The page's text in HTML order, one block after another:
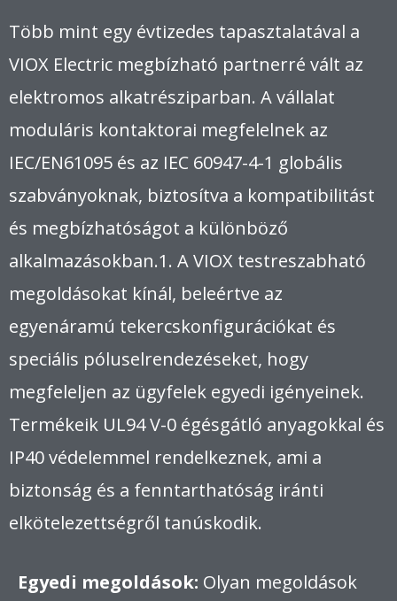
Több mint egy évtizedes tapasztalatával a
VIOX Electric megbízható partnerré vált az
elektromos alkatrésziparban. A vállalat
moduláris kontaktorai megfelelnek az
IEC/EN61095 és az IEC 60947-4-1 globális
szabványoknak, biztosítva a kompatibilitást
és megbízhatóságot a különböző
alkalmazásokban.1. A VIOX testreszabható
megoldásokat kínál, beleértve az
egyenáramú tekercskonfigurációkat és
speciális póluselrendezéseket, hogy
megfeleljen az ügyfelek egyedi igényeinek.
Termékeik UL94 V-0 égésgátló anyagokkal és
IP40 védelemmel rendelkeznek, ami a
biztonság és a fenntarthatóság iránti
elkötelezettségről tanúskodik.
Egyedi megoldások: Olyan megoldások